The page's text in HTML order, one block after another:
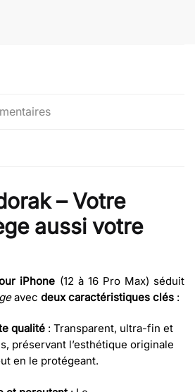
– Votre
aussi votre
iPhone (12 à 16 Pro Max) séduit
avec deux caractéristiques clés :
qualité : Transparent, ultra-fin et
préservant l’esthétique originale
en le protégeant.